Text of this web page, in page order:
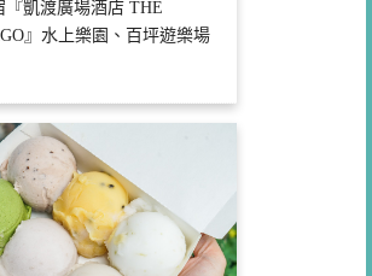
『凱渡廣場酒店 THE
』水上樂園、百坪遊樂場